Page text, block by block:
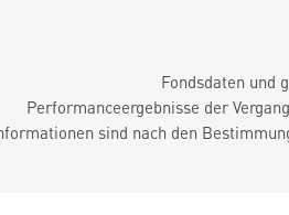
Fondsdaten und
Performanceergebnisse der
sind nach den